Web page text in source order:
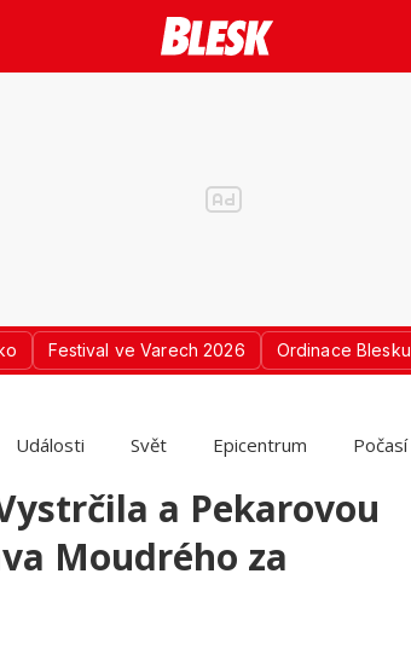
Festival ve Varech 2026 Ordinace Blesku
Události Svět Epicentrum Počasí
a Pekarovou
Moudrého za